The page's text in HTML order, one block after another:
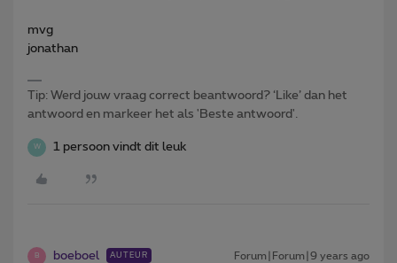
mvg
jonathan
Tip: Werd jouw vraag correct beantwoord? ‘Like’ dan het
antwoord en markeer het als 'Beste antwoord'.
W 1 persoon vindt dit leuk
B boeboel AUTEUR Forum|Forum|9 years ago